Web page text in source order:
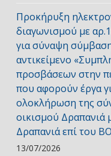
Προκήρυξη
διαγωνισμού με
για σύναψη
αντικείμενο
προσβάσεων στην
που αφορούν έργα
ολοκλήρωση της
οικισμού Δραπανιά
Δραπανιά επί του
13/07/2026